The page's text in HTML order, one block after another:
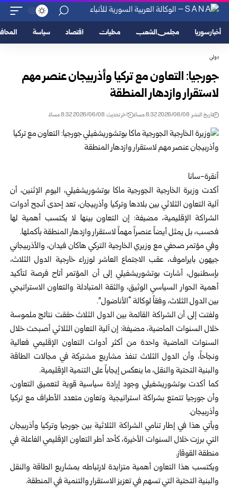
أخبار سوريا مجلس الشعب محليات اقتصاد سياسة
دولي
جورجيا: التعاون مع تركيا وأذربيجان عنصر مهم
لاستقرار وازدهار ‏المنطقة
تاريخ النشر: 2026/06/08 8:32 مساءً اخر تحديث: 2026/06/08 8:32 مساءً
أنقرة-سانا‏
أكدت وزيرة الخارجية الجورجية ماكا بوتشوريشفيلي، اليوم الإثنين، أن
آلية ‏التعاون الثلاثي بين بلادها وتركيا وأذربيجان، تعد إحدى أنجح أدوات
‏الشراكة الإقليمية، مضيفة: إن التعاون بينها لا يكتسب أهمية لها
فحسب، بل ‏يمثل أيضاً عنصراً مهماً لاستقرار وازدهار المنطقة بأكملها‎.‎
وفي مؤتمر صحفي مع وزيري الخارجية التركي هاكان فيدان، والأذربيجاني
‏جيهون بايراموف، عقب الاجتماع العاشر لوزراء خارجية الدول الثلاث،
‏بإسطنبول، أشارت بوتشوريشفيلي إلى أن المؤتمر أتاح فرصة لتأكيد
أهمية ‏الحوار السياسي الوثيق، والثقة المتبادلة والتعاون الاستراتيجي
بين الدول ‏الثلاث، وفقاً لوكالة “الأناضول”.‎
ولفتت إلى أن الشراكة القائمة بين الدول الثلاث حققت نتائج ملموسة
خلال ‏السنوات الماضية، مضيفة: إن آلية التعاون الثلاثي أصبحت خلال
السنوات ‏الماضية واحدة من أكثر أدوات التعاون الإقليمي فعالية
ونجاحاً، وأن الدول ‏الثلاث تنفذ مشاريع مشتركة في مجالات الطاقة
والبنية التحتية والنقل، ما ‏ينعكس إيجاباً على التنمية الإقليمية.
كما أكدت بوتشوريشفيلي وجود إرادة سياسية قوية لتعميق التعاون،
وأن ‏جورجيا تتمتع بشراكة استراتيجية وتعاون متعدد الأطراف مع تركيا
‏وأذربيجان.
ويأتي هذا في إطار تنامي الشراكة الثلاثية بين جورجيا وتركيا وأذربيجان
‏التي برزت خلال السنوات الأخيرة، كأحد أطر التعاون الإقليمي الفاعلة في
‏منطقة القوقاز‎.‎
ويكتسب هذا التعاون أهمية متزايدة لارتباطه بمشاريع الطاقة والنقل
والبنية ‏التحتية التي تسهم في تعزيز الاستقرار والتنمية في المنطقة‎.‎